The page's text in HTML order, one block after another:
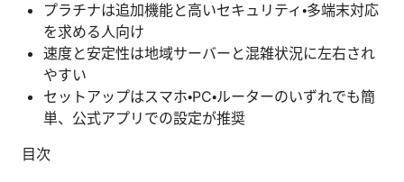
プラチナは追加機能と高いセキュリティ・多端末対応
を求める人向け
速度と安定性は地域サーバーと混雑状況に左右され
やすい
セットアップはスマホ・PC・ルーターのいずれでも簡
単、公式アプリでの設定が推奨
目次